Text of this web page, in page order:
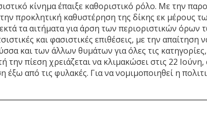
κίνημα έπαιξε καθοριστικό ρόλο. Με την
προκλητική καθυστέρηση της δίκης εκ μέρους
τα αιτήματα για άρση των περιοριστικών όρων
και φασιστικές επιθέσεις, με την απαίτηση
και των άλλων θυμάτων για όλες τις
την πίεση χρειάζεται να κλιμακώσει στις 22 Ιούνη,
από τις φυλακές. Για να νομιμοποιηθεί η